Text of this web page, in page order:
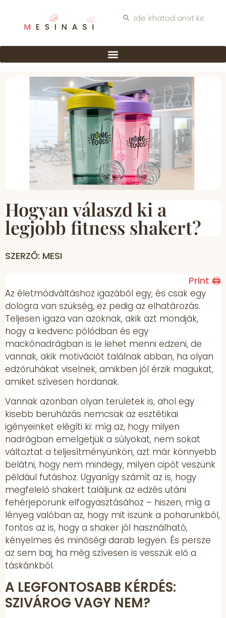
Hogyan válaszd ki a
legjobb fitness shakert?
SZERZŐ: MESI
Print 🖨
Az életmódváltáshoz igazából egy, és csak egy
dologra van szükség, ez pedig az elhatározás.
Teljesen igaza van azoknak, akik azt mondják,
hogy a kedvenc pólódban és egy
mackónadrágban is le lehet menni edzeni, de
vannak, akik motivációt találnak abban, ha olyan
edzőruhákat viselnek, amikben jól érzik magukat,
amiket szívesen hordanak.
Vannak azonban olyan területek is, ahol egy
kisebb beruházás nemcsak az esztétikai
igényeinket elégíti ki: míg az, hogy milyen
nadrágban emelgetjük a súlyokat, nem sokat
változtat a teljesítményünkön, azt már könnyebb
belátni, hogy nem mindegy, milyen cipőt veszünk
például futáshoz. Ugyanígy számít az is, hogy
megfelelő shakert találjunk az edzés utáni
fehérjeporunk elfogyasztásához – hiszen, míg a
lényeg valóban az, hogy mit iszunk a poharunkból,
fontos az is, hogy a shaker jól használható,
kényelmes és minőségi darab legyen. És persze
az sem baj, ha még szívesen is vesszük elő a
táskánkból.
A LEGFONTOSABB KÉRDÉS:
SZIVÁROG VAGY NEM?